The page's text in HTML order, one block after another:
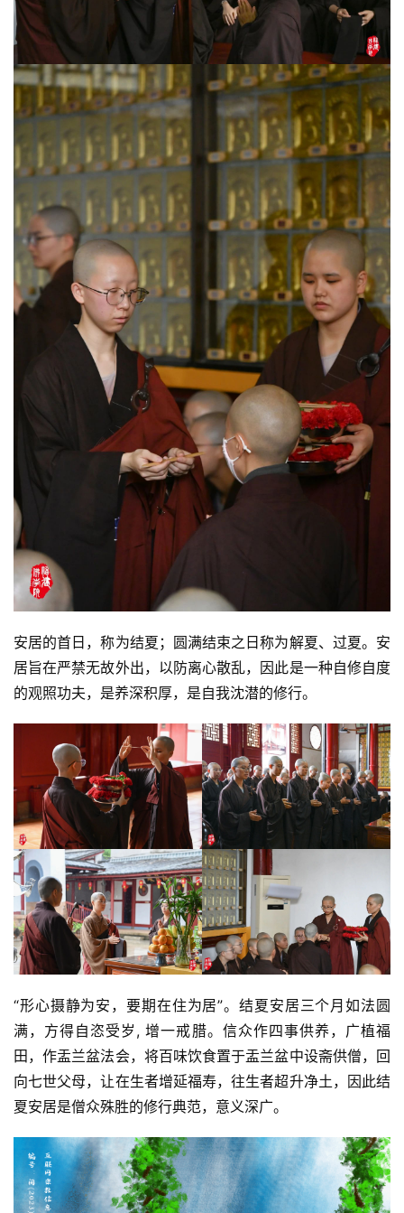
纪
录
佛
术
政
策
法
规
安居的首日，称为结夏；圆满结束之日称为解夏、过夏。安
居旨在严禁无故外出，以防离心散乱，因此是一种自修自度
的观照功夫，是养深积厚，是自我沈潜的修行。
“形心摄静为安，要期在住为居”。结夏安居三个月如法圆
满，方得自恣受岁, 增一戒腊。信众作四事供养，广植福
田，作盂兰盆法会，将百味饮食置于盂兰盆中设斋供僧，回
向七世父母，让在生者增延福寿，往生者超升净土，因此结
夏安居是僧众殊胜的修行典范，意义深广。